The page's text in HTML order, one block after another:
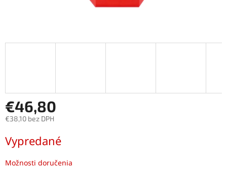
€46,80
€38,10 bez DPH
cena:
Vypredané
Možnosti doručenia